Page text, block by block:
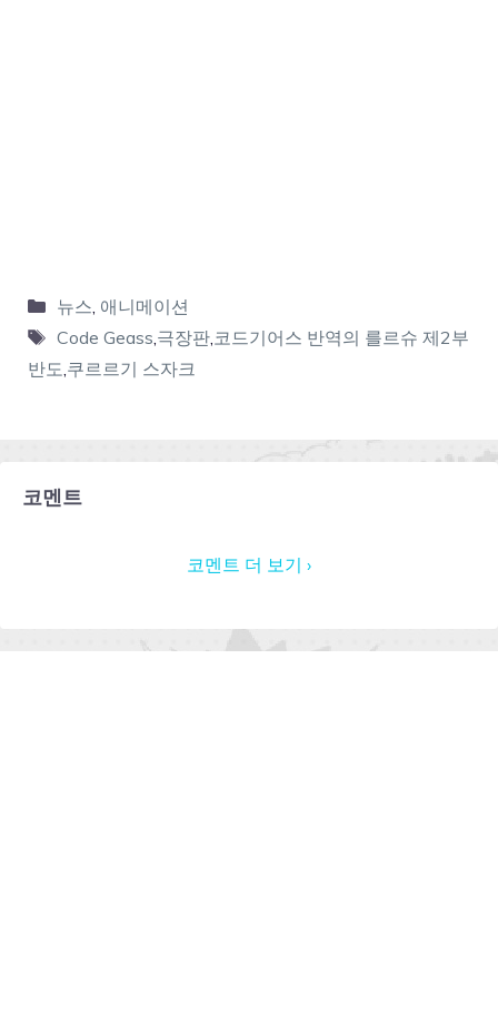
뉴스, 애니메이션
Code Geass,극장판,코드기어스 반역의 를르슈 제2부
반도,쿠르르기 스자크
코멘트
코멘트 더 보기 ›